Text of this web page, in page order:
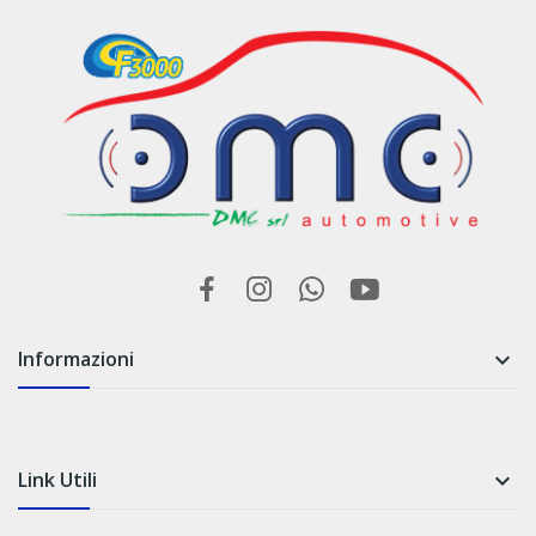
Informazioni 
Link Utili 